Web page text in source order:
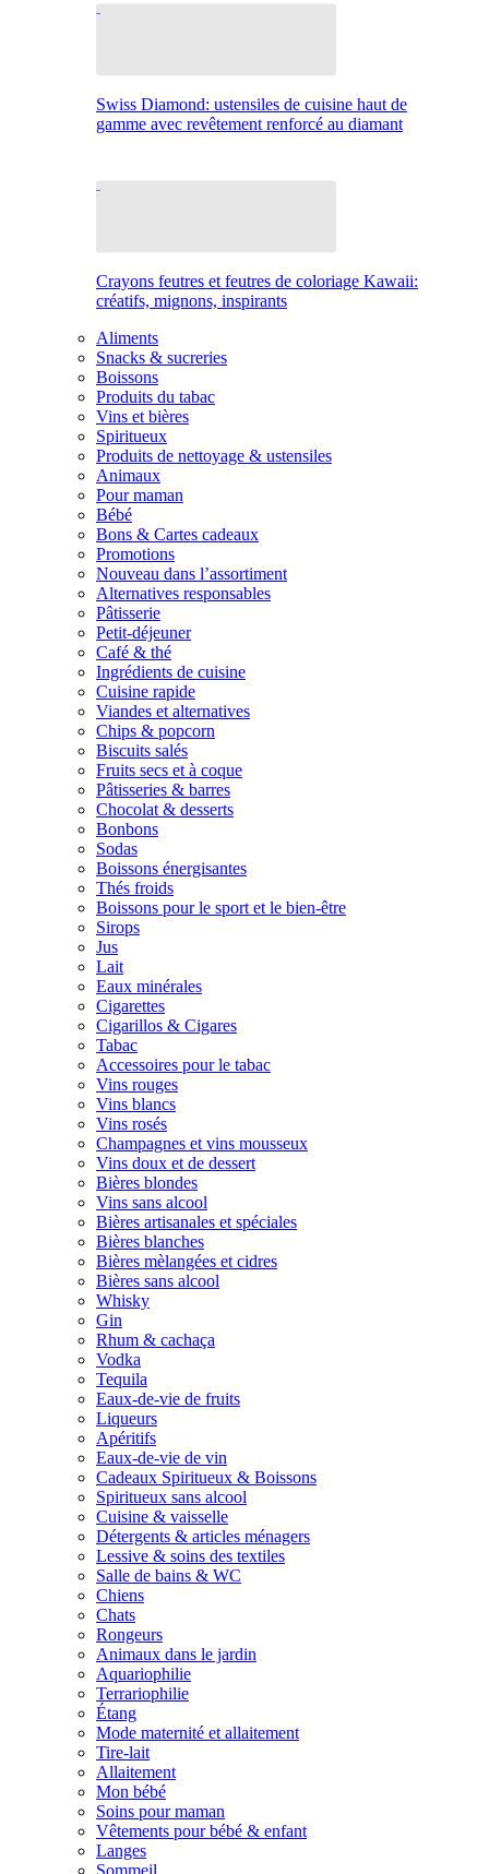
Swiss Diamond: ustensiles de cuisine haut de
gamme avec revêtement renforcé au diamant
Crayons feutres et feutres de coloriage Kawaii:
créatifs, mignons, inspirants
Aliments
Snacks & sucreries
Boissons
Produits du tabac
Vins et bières
Spiritueux
Produits de nettoyage & ustensiles
Animaux
Pour maman
Bébé
Bons & Cartes cadeaux
Promotions
Nouveau dans l’assortiment
Alternatives responsables
Pâtisserie
Petit-déjeuner
Café & thé
Ingrédients de cuisine
Cuisine rapide
Viandes et alternatives
Chips & popcorn
Biscuits salés
Fruits secs et à coque
Pâtisseries & barres
Chocolat & desserts
Bonbons
Sodas
Boissons énergisantes
Thés froids
Boissons pour le sport et le bien-être
Sirops
Jus
Lait
Eaux minérales
Cigarettes
Cigarillos & Cigares
Tabac
Accessoires pour le tabac
Vins rouges
Vins blancs
Vins rosés
Champagnes et vins mousseux
Vins doux et de dessert
Bières blondes
Vins sans alcool
Bières artisanales et spéciales
Bières blanches
Bières mèlangées et cidres
Bières sans alcool
Whisky
Gin
Rhum & cachaça
Vodka
Tequila
Eaux-de-vie de fruits
Liqueurs
Apéritifs
Eaux-de-vie de vin
Cadeaux Spiritueux & Boissons
Spiritueux sans alcool
Cuisine & vaisselle
Détergents & articles ménagers
Lessive & soins des textiles
Salle de bains & WC
Chiens
Chats
Rongeurs
Animaux dans le jardin
Aquariophilie
Terrariophilie
Étang
Mode maternité et allaitement
Tire-lait
Allaitement
Mon bébé
Soins pour maman
Vêtements pour bébé & enfant
Langes
Sommeil